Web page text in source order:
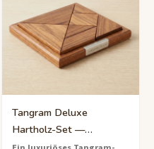
Tangram Deluxe
Hartholz-Set —